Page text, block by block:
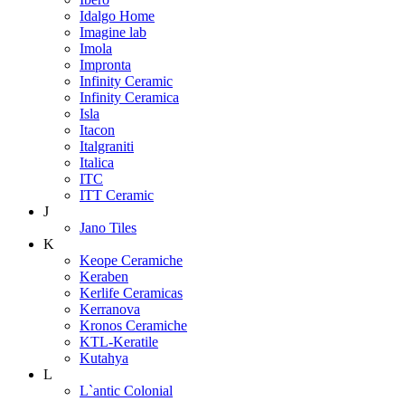
Idalgo Home
Imagine lab
Imola
Impronta
Infinity Ceramic
Infinity Ceramica
Isla
Itacon
Italgraniti
Italica
ITC
ITT Ceramic
J
Jano Tiles
K
Keope Ceramiche
Keraben
Kerlife Ceramicas
Kerranova
Kronos Ceramiche
KTL-Keratile
Kutahya
L
L`antic Colonial